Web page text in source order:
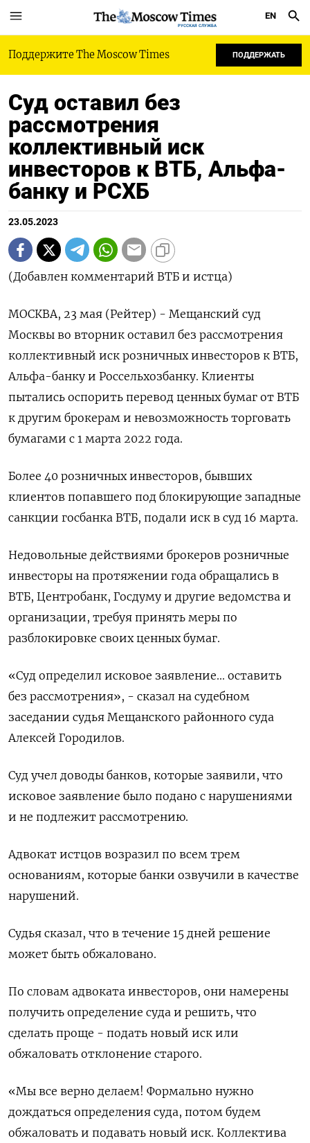
РУССКАЯ СЛУЖБА
EN
Поддержите The Moscow Times ПОДДЕРЖАТЬ
Суд оставил без
рассмотрения
коллективный иск
инвесторов к ВТБ, Альфа-
банку и РСХБ
23.05.2023
(Добавлен комментарий ВТБ и истца)
МОСКВА, 23 мая (Рейтер) - Мещанский суд
Москвы во вторник оставил без рассмотрения
коллективный иск розничных инвесторов к ВТБ,
Альфа-банку и Россельхозбанку. Клиенты
пытались оспорить перевод ценных бумаг от ВТБ
к другим брокерам и невозможность торговать
бумагами с 1 марта 2022 года.
Более 40 розничных инвесторов, бывших
клиентов попавшего под блокирующие западные
санкции госбанка ВТБ, подали иск в суд 16 марта.
Недовольные действиями брокеров розничные
инвесторы на протяжении года обращались в
ВТБ, Центробанк, Госдуму и другие ведомства и
организации, требуя принять меры по
разблокировке своих ценных бумаг.
«Суд определил исковое заявление... оставить
без рассмотрения», - сказал на судебном
заседании судья Мещанского районного суда
Алексей Городилов.
Суд учел доводы банков, которые заявили, что
исковое заявление было подано с нарушениями
и не подлежит рассмотрению.
Адвокат истцов возразил по всем трем
основаниям, которые банки озвучили в качестве
нарушений.
Судья сказал, что в течение 15 дней решение
может быть обжаловано.
По словам адвоката инвесторов, они намерены
получить определение суда и решить, что
сделать проще - подать новый иск или
обжаловать отклонение старого.
«Мы все верно делаем! Формально нужно
дождаться определения суда, потом будем
обжаловать и подавать новый иск. Коллектива